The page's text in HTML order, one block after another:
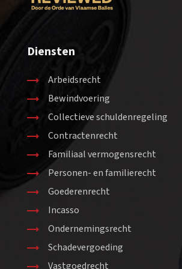
Diensten
Arbeidsrecht
Bewindvoering
Collectieve schuldenregeling
Contractenrecht
Familiaal vermogensrecht
Personen- en familierecht
Goederenrecht
Incasso
Ondernemingsrecht
Schadevergoeding
Vastgoedrecht